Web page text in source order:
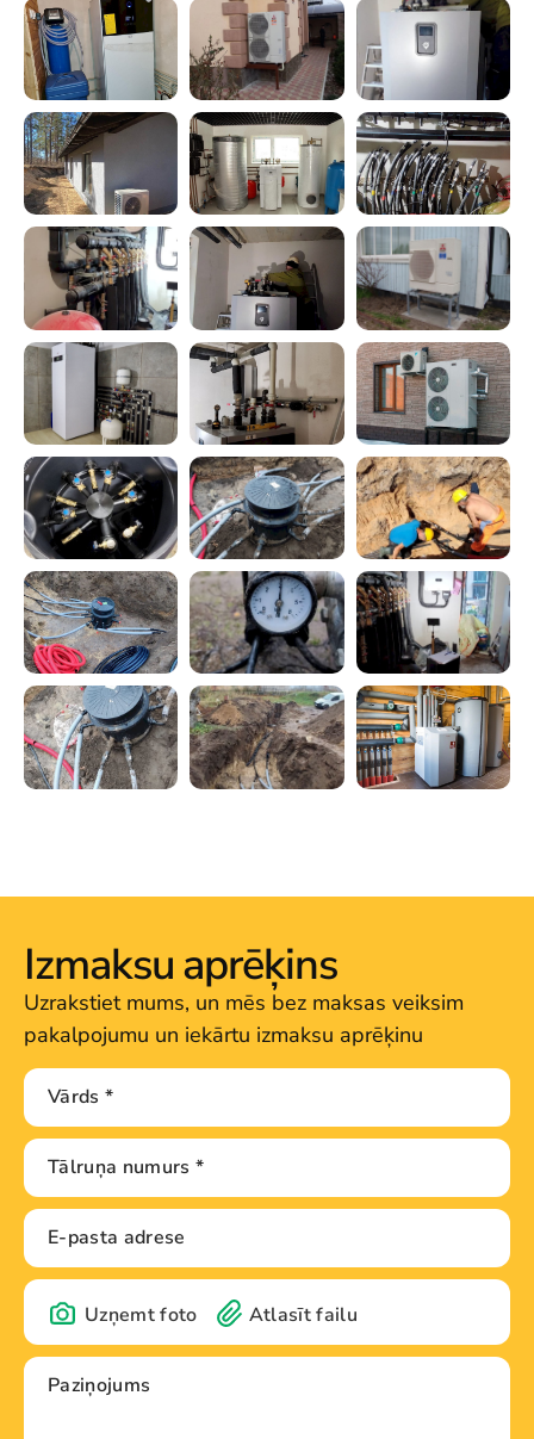
Izmaksu aprēķins
Uzrakstiet mums, un mēs bez maksas veiksim
pakalpojumu un iekārtu izmaksu aprēķinu
Uzņemt foto Atlasīt failu